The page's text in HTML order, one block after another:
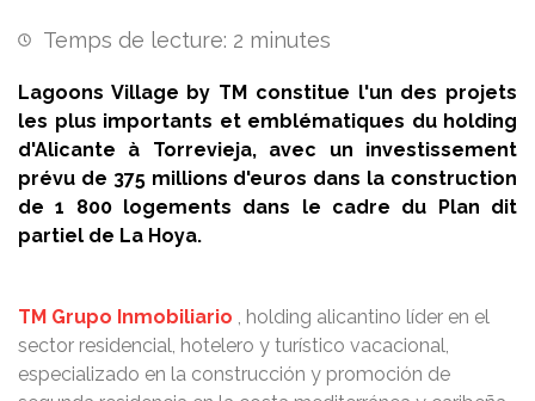
Temps de lecture: 2 minutes
Lagoons Village by TM constitue l'un des projets
les plus importants et emblématiques du holding
d'Alicante à Torrevieja, avec un investissement
prévu de 375 millions d'euros dans la construction
de 1 800 logements dans le cadre du Plan dit
partiel de La Hoya.
TM Grupo Inmobiliario , holding alicantino líder en el
sector residencial, hotelero y turístico vacacional,
especializado en la construcción y promoción de